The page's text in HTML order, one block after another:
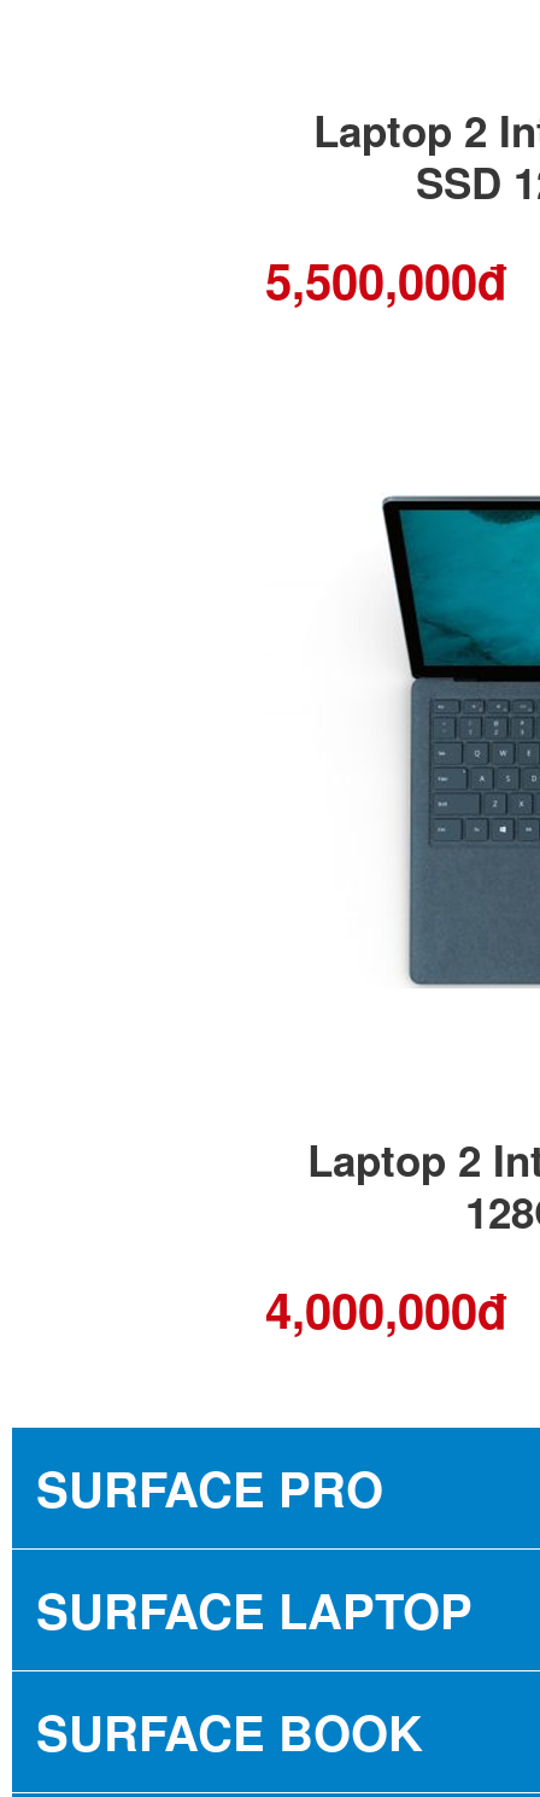
Laptop 2
SSD
5,500,000đ
Laptop 2
4,000,000đ
SURFACE PRO
SURFACE PRO 3
SURFACE PRO 5
SURFACE LAPTOP
SURFACE LAPTOP 1
SURFACE BOOK